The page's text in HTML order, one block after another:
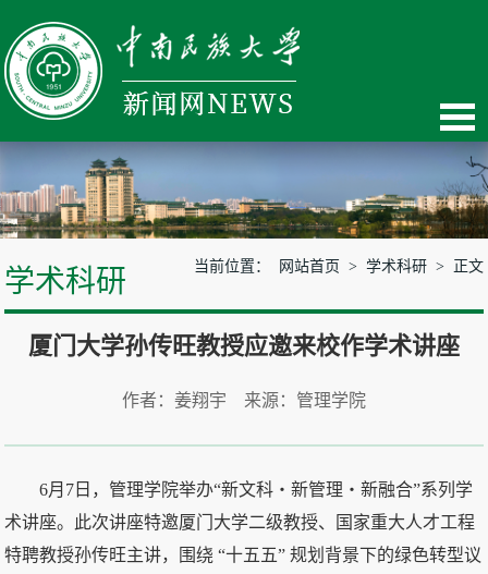
学术科研 当前位置： 网站首页 > 学术科研> 正文
厦门大学孙传旺教授应邀来校作学术讲座
作者：姜翔宇 来源：管理学院
6月7日，管理学院举办“新文科・新管理・新融合”系列学
术讲座。此次讲座特邀厦门大学二级教授、国家重大人才工程
特聘教授孙传旺主讲，围绕 “十五五” 规划背景下的绿色转型议